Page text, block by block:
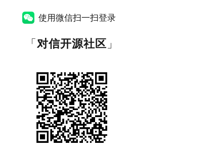
使用微信扫一扫登录
「对信开源社区 」